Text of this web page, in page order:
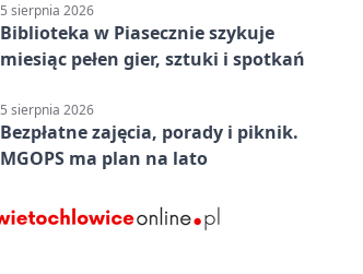
5 sierpnia 2026
Biblioteka w Piasecznie szykuje
miesiąc pełen gier, sztuki i spotkań
5 sierpnia 2026
Bezpłatne zajęcia, porady i piknik.
MGOPS ma plan na lato